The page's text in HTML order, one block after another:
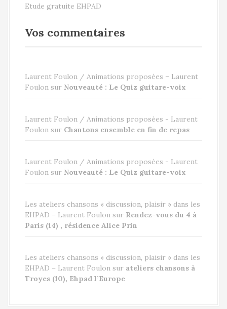
Vos commentaires
Laurent Foulon / Animations proposées – Laurent
Foulon sur Nouveauté : Le Quiz guitare-voix
Laurent Foulon / Animations proposées - Laurent
Foulon sur Chantons ensemble en fin de repas
Laurent Foulon / Animations proposées - Laurent
Foulon sur Nouveauté : Le Quiz guitare-voix
Les ateliers chansons « discussion, plaisir » dans les
EHPAD – Laurent Foulon sur Rendez-vous du 4 à
Paris (14) , résidence Alice Prin
Les ateliers chansons « discussion, plaisir » dans les
EHPAD – Laurent Foulon sur ateliers chansons à
Troyes (10), Ehpad l’Europe